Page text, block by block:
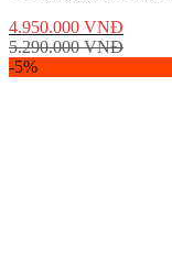
4.950.000 VNĐ
5.290.000VNĐ
-5%